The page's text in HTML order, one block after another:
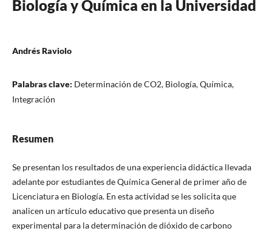
Biología y Química en la Universidad
Andrés Raviolo
Palabras clave: Determinación de CO2, Biología, Química,
Integración
Resumen
Se presentan los resultados de una experiencia didáctica llevada
adelante por estudiantes de Química General de primer año de
Licenciatura en Biología. En esta actividad se les solicita que
analicen un artículo educativo que presenta un diseño
experimental para la determinación de dióxido de carbono